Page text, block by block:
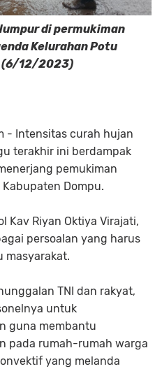
di permukiman
Kelurahan Potu
(6/12/2023)
- Intensitas curah hujan
terakhir ini berdampak
pemukiman
Dompu.
Kav Riyan Oktiya Virajati,
persoalan yang harus
masyarakat.
TNI dan rakyat,
untuk
guna membantu
pada rumah-rumah warga
yang melanda